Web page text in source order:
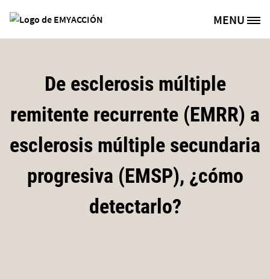
Site Logo MENU
De esclerosis múltiple
remitente recurrente (EMRR) a
esclerosis múltiple secundaria
progresiva (EMSP), ¿cómo
detectarlo?